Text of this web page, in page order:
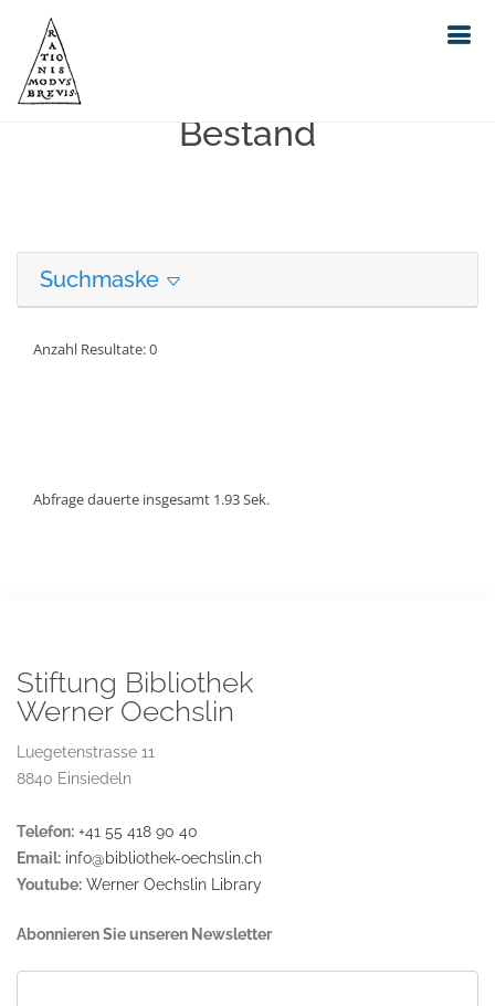
Erweiterte Suche in unserem
Bestand
Suchmaske
Anzahl Resultate: 0
Abfrage dauerte insgesamt 1.93 Sek.
Stiftung Bibliothek
Werner Oechslin
Luegetenstrasse 11
8840 Einsiedeln
Telefon: +41 55 418 90 40
Email: info@bibliothek-oechslin.ch
Youtube: Werner Oechslin Library
Abonnieren Sie unseren Newsletter